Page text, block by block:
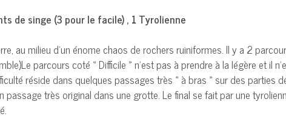
de singe (3 pour le facile) , 1 Tyrolienne
au milieu d’un énome chaos de rochers ruiniformes. Il y a 2
parcours coté « Difficile » n’est pas à prendre à la légère et il
réside dans quelques passages très « à bras » sur des parties
passage très original dans une grotte. Le final se fait par une